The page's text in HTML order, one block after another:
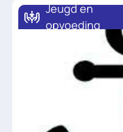
Jeugd en
opvoeding